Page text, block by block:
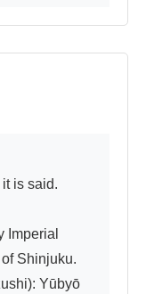
Imperial
Shinjuku.
Yūbyō